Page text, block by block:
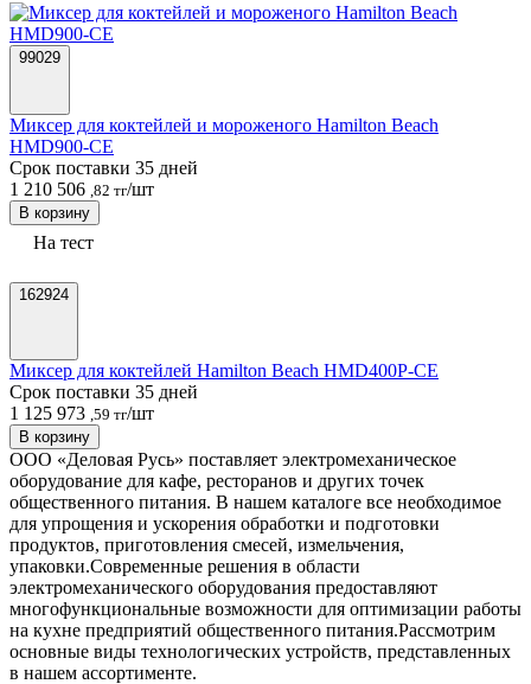
99029
Миксер для коктейлей и мороженого Hamilton Beach
HMD900-CE
Срок поставки 35 дней
1 210 506 ,82 тг/шт
В корзину
На тест
162924
Миксер для коктейлей Hamilton Beach HMD400P-CE
Срок поставки 35 дней
1 125 973 ,59 тг/шт
В корзину
ООО «Деловая Русь» поставляет электромеханическое
оборудование для кафе, ресторанов и других точек
общественного питания. В нашем каталоге все необходимое
для упрощения и ускорения обработки и подготовки
продуктов, приготовления смесей, измельчения,
упаковки.Современные решения в области
электромеханического оборудования предоставляют
многофункциональные возможности для оптимизации работы
на кухне предприятий общественного питания.Рассмотрим
основные виды технологических устройств, представленных
в нашем ассортименте.